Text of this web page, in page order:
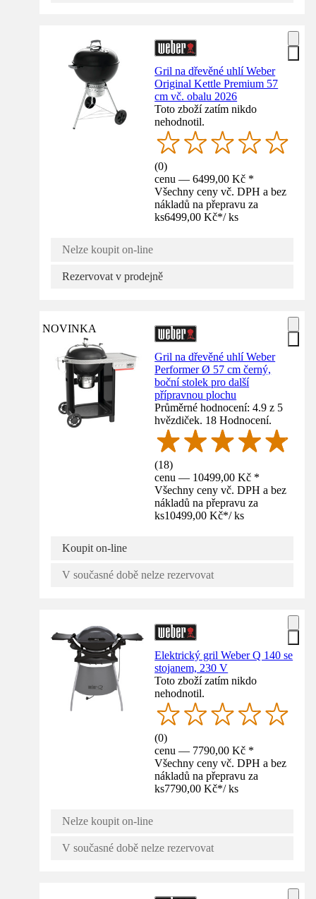
Gril na dřevěné uhlí Weber
Original Kettle Premium 57
cm vč. obalu 2026
Toto zboží zatím nikdo
nehodnotil.
(0)
cenu — 6499,00 Kč *
Všechny ceny vč. DPH a bez
nákladů na přepravu za
ks6499,00 Kč*/ ks
Nelze koupit on-line
Rezervovat v prodejně
NOVINKA
Gril na dřevěné uhlí Weber
Performer Ø 57 cm černý,
boční stolek pro další
přípravnou plochu
Průměrné hodnocení: 4.9 z 5
hvězdiček. 18 Hodnocení.
(18)
cenu — 10499,00 Kč *
Všechny ceny vč. DPH a bez
nákladů na přepravu za
ks10499,00 Kč*/ ks
Koupit on-line
V současné době nelze rezervovat
Elektrický gril Weber Q 140 se
stojanem, 230 V
Toto zboží zatím nikdo
nehodnotil.
(0)
cenu — 7790,00 Kč *
Všechny ceny vč. DPH a bez
nákladů na přepravu za
ks7790,00 Kč*/ ks
Nelze koupit on-line
V současné době nelze rezervovat